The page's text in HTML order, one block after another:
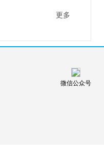
更多
微信公众号